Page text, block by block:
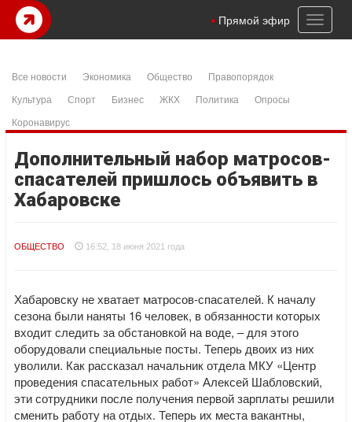
Toggle
Прямой эфир
Все новости Экономика Общество
Правопорядок
Культура
Спорт Бизнес ЖКХ Политика
Опросы
Коронавирус
Дополнительный набор матросов-
спасателей пришлось объявить в
Хабаровске
ОБЩЕСТВО 16:52, 18 июня 2021 года
Хабаровску не хватает матросов-спасателей. К началу
сезона были наняты 16 человек, в обязанности которых
входит следить за обстановкой на воде, – для этого
оборудовали специальные посты. Теперь двоих из них
уволили. Как рассказал начальник отдела МКУ «Центр
проведения спасательных работ» Алексей Шабловский,
эти сотрудники после получения первой зарплаты решили
сменить работу на отдых. Теперь их места вакантны,